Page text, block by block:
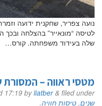
נועה צפריר, שחקנית ידועה
לטיסה “מונאייר” בהצלחה
שלה בעידוד משפחתה. קורס…
מטסי ראווה –
17:19 byliatber & filed under
שנים, טיסות חוויה.